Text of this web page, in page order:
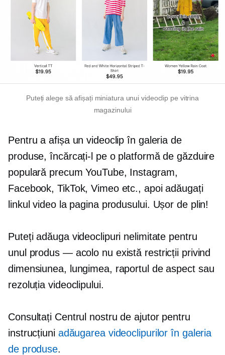
Puteți alege să afișați miniatura unui videoclip pe vitrina
magazinului
Pentru a afișa un videoclip în galeria de
produse, încărcați-l pe o platformă de găzduire
populară precum YouTube, Instagram,
Facebook, TikTok, Vimeo etc., apoi adăugați
linkul video la pagina produsului. Ușor de plin!
Puteți adăuga videoclipuri nelimitate pentru
unul produs — acolo nu există restricții privind
dimensiunea, lungimea, raportul de aspect sau
rezoluția videoclipului.
Consultați Centrul nostru de ajutor pentru
instrucțiuni adăugarea videoclipurilor în galeria
de produse.